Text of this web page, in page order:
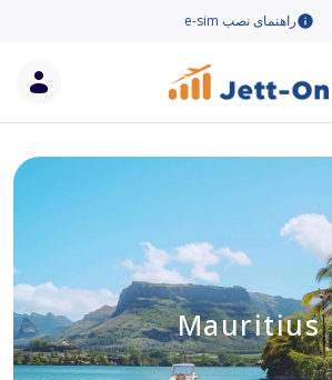
راهنمای نصب e-sim
Mauritius